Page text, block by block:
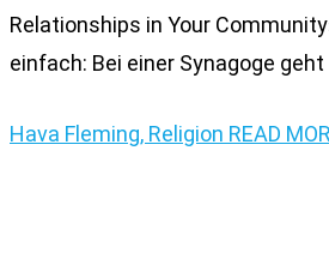
Relationships in Your
einfach: Bei einer Synagoge
Hava Fleming, Religion READ